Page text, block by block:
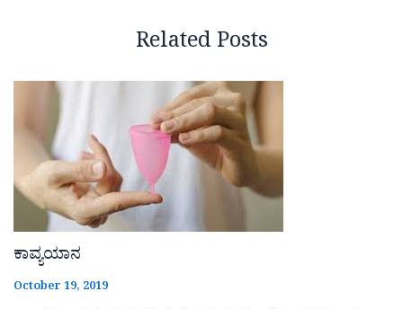
Related Posts
ಕಾವ್ಯಯಾನ
October 19, 2019